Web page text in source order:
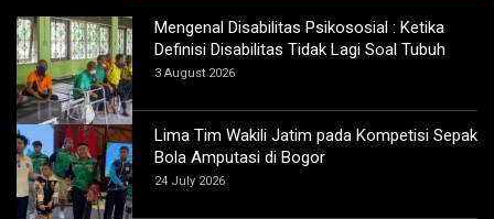
Mengenal Disabilitas Psikososial : Ketika
Definisi Disabilitas Tidak Lagi Soal Tubuh
3 August 2026
Lima Tim Wakili Jatim pada Kompetisi Sepak
Bola Amputasi di Bogor
24 July 2026